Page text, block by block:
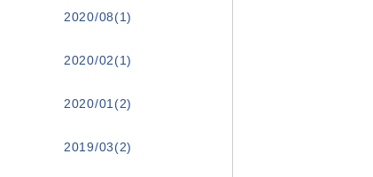
2020/08(1)
2020/02(1)
2020/01(2)
2019/03(2)